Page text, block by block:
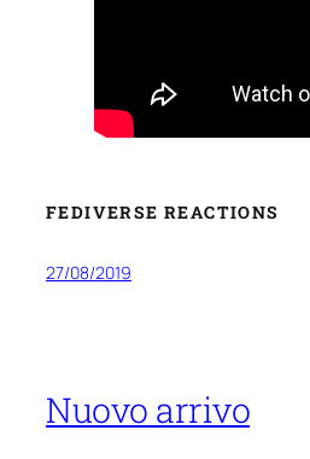
FEDIVERSE REACTIONS
27/08/2019
Nuovo arrivo